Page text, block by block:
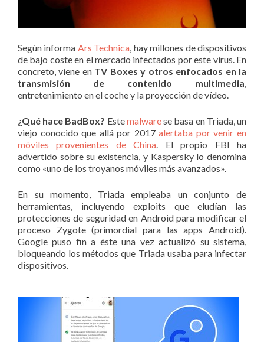
Según informa Ars Technica , hay millones de dispositivos
de bajo coste en el mercado infectados por este virus. En
concreto, viene en TV Boxes y otros enfocados en la
transmisión de contenido multimedia
entretenimiento en el coche y la proyección de vídeo.
¿Qué hace BadBox? Estemalwarese basa en Triada, un
viejo conocido que allá por 2017alertaba por venir en
móviles provenientes de China . El propio FBI ha
advertido sobre su existencia, y Kaspersky lo denomina
como «uno de los troyanos móviles más avanzados».
En su momento, Triada empleaba un conjunto de
herramientas, incluyendo exploits que eludían las
protecciones de seguridad en Android para modificar el
proceso Zygote (primordial para las apps Android).
Google puso fin a éste una vez actualizó su sistema,
bloqueando los métodos que Triada usaba para infectar
dispositivos.